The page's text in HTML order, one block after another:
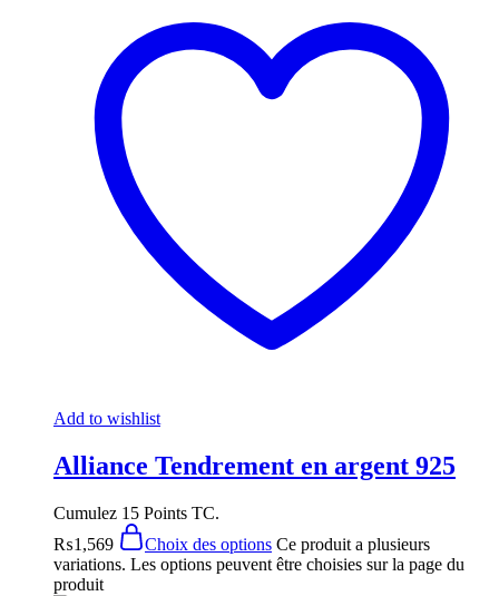
Add to wishlist
Alliance Tendrement en argent 925
Cumulez 15 Points TC.
₨1,569 Choix des options Ce produit a plusieurs
variations. Les options peuvent être choisies sur la page du
produit